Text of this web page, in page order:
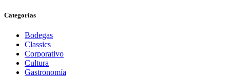
Categorías
Bodegas
Classics
Corporativo
Cultura
Gastronomía